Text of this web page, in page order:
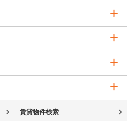
賃貸物件検索